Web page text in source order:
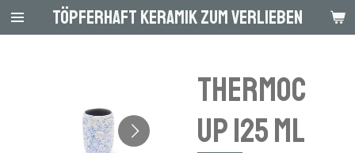
Zum
Hauptinhalt
Töpferhaft Keramik zum Verlieben
Thermoc
up 125 ml